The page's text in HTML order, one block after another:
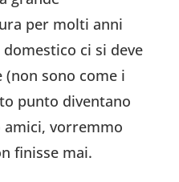
per molti anni
ci si deve
(non sono come i
punto diventano
vorremmo
finisse mai.